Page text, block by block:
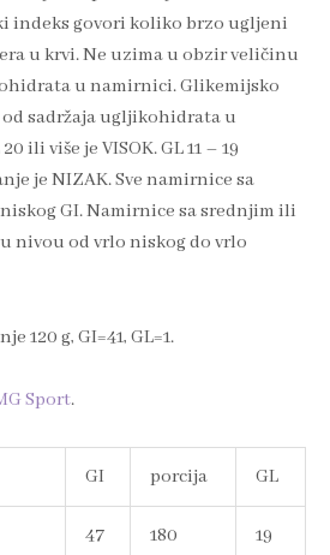
indeks govori koliko brzo ugljeni
u krvi. Ne uzima u obzir veličinu
u namirnici. Glikemijsko
sadržaja ugljikohidrata u
ili više je VISOK. GL 11 – 19
je NIZAK. Sve namirnice sa
GI. Namirnice sa srednjim ili
nivou od vrlo niskog do vrlo
120 g, GI=41, GL=1.
Sport.
GI porcija GL
47 180 19